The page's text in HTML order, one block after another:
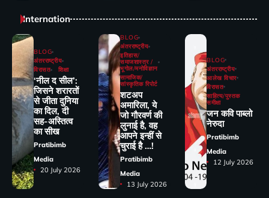
Internation
BLOG
अंतरराष्ट्रीय
विरासत
शिक्षा
‘नील द सील’:
जिसने शरारतों
से जीता दुनिया
का दिल, दी
सह-अस्तित्व
का सीख
Pratibimb
Media
20 July 2026
BLOG
अंतरराष्ट्रीय
इतिहास/
समाजशास्त्र /
भूगोल/मनोविज्ञान
सामाजिक/
सांस्कृतिक रिपोर्ट
शटअप
अमारिला, ये
जो गौरवर्ण की
लुनाई है, वह
आपने इन्हीं से
चुराई है …!
Pratibimb
Media
13 July 2026
BLOG
अंतरराष्ट्रीय
आलेख विचार
विरासत
साहित्य/पुस्तक
समीक्षा
जन कवि पाब्लो
नेरुदा
Pratibimb
Media
12 July 2026